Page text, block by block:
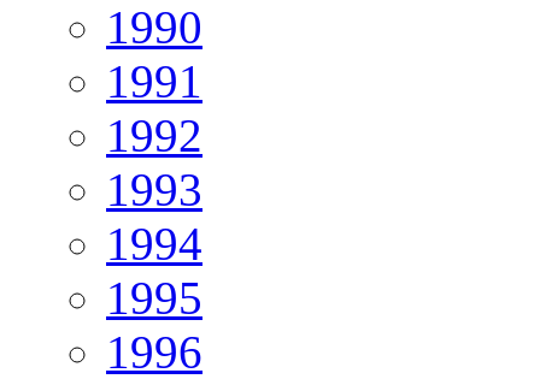
1990
1991
1992
1993
1994
1995
1996